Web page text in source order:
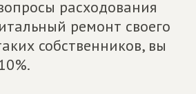
расходования
ремонт своего
собственников, вы